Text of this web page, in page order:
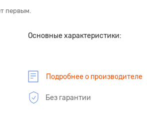
первым.
Основные характеристики:
Подробнее о производителе
Без гарантии